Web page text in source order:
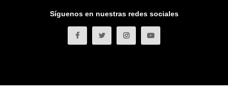
Síguenos en nuestras redes sociales